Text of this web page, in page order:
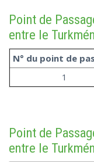
Point de
entre le
N° du point de
1
Point de
entre le